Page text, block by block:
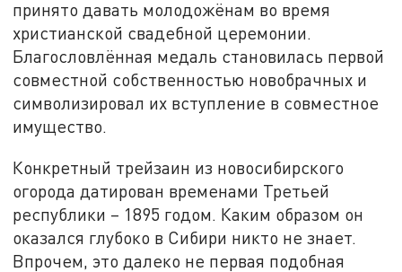
принято давать молодожёнам во время
христианской свадебной церемонии.
Благословлённая медаль становилась первой
совместной собственностью новобрачных и
символизировал их вступление в совместное
имущество.
Конкретный трейзаин из новосибирского
огорода датирован временами Третьей
республики – 1895 годом. Каким образом он
оказался глубоко в Сибири никто не знает.
Впрочем, это далеко не первая подобная